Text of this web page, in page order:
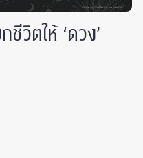
วิตให้ ‘ดวง’